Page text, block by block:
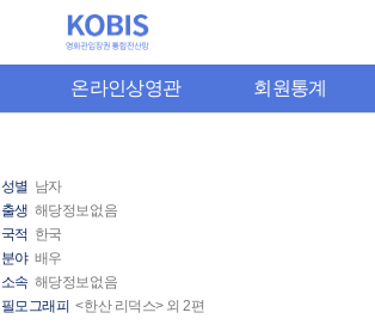
온라인상영관 회원통계
성별 남자
출생 해당정보없음
국적 한국
분야 배우
소속 해당정보없음
필모그래피 <한산 리덕스> 외 2편